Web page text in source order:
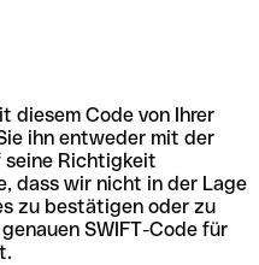
diesem Code von Ihrer
ihn entweder mit der
seine Richtigkeit
dass wir nicht in der Lage
zu bestätigen oder zu
SWIFT-Code für